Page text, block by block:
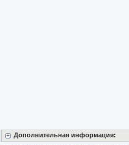
Дополнительная информация: